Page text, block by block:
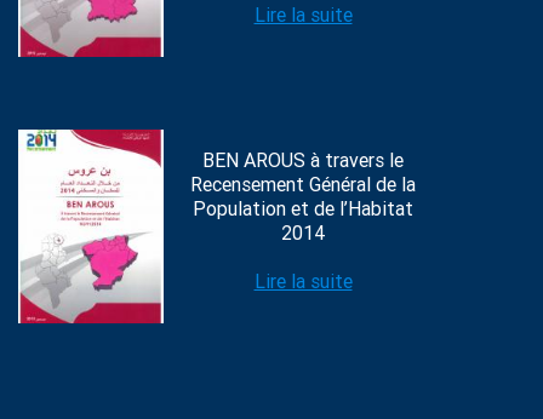
Lire la suite
BEN AROUS à travers le
Recensement Général de la
Population et de l’Habitat
2014
Lire la suite